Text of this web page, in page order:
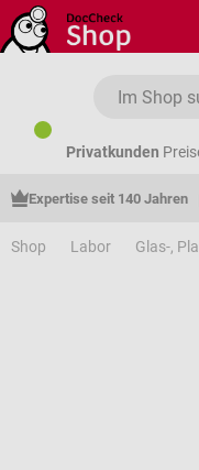
Zum Hauptinhalt springen
Privatkunden
Expertise seit 140 Jahren
Shop Labor Glas-,